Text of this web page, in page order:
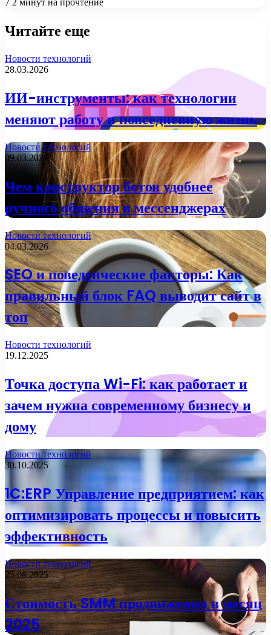
7 2 минут на прочтение
Читайте еще
Новости технологий
28.03.2026
ИИ-инструменты: как технологии
меняют работу и повседневную жизнь
Новости технологий
09.03.2026
Чем конструктор ботов удобнее
ручного общения в мессенджерах
Новости технологий
04.03.2026
SEO и поведенческие факторы: Как
правильный блок FAQ выводит сайт в
топ
Новости технологий
19.12.2025
Точка доступа Wi-Fi: как работает и
зачем нужна современному бизнесу и
дому
Новости технологий
30.10.2025
1C:ERP Управление предприятием: как
оптимизировать процессы и повысить
эффективность
Новости технологий
25.08.2025
Стоимость SMM продвижения в месяц
2025